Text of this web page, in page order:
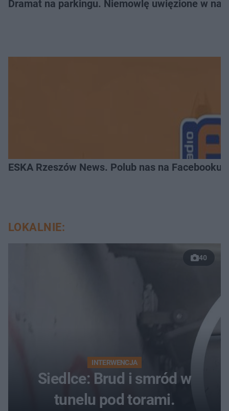
Dramat na parkingu. Niemowlę uwięzione w
ESKA Rzeszów News. Polub nas na Facebooku!
LOKALNIE:
40
INTERWENCJA
Siedlce: Brud i smród w
tunelu pod torami.